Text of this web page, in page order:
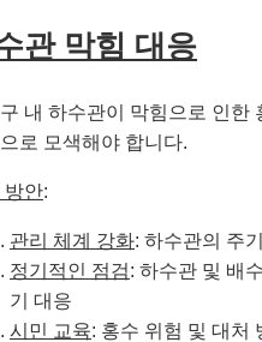
관 막힘 대응
내 하수관이 막힘으로 인한
로 모색해야 합니다.
방안:
관리 체계 강화: 하수관의 주
정기적인 점검: 하수관 및 배
기 대응
시민 교육: 홍수 위험 및 대처